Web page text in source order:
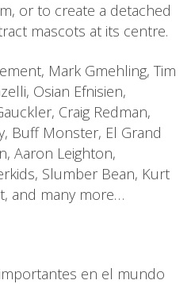
or to create a detached
mascots at its centre.
Mark Gmehling, Tim
Osian Efnisien,
Craig Redman,
Buff Monster, El Grand
Aaron Leighton,
Slumber Bean, Kurt
and many more…
en el mundo